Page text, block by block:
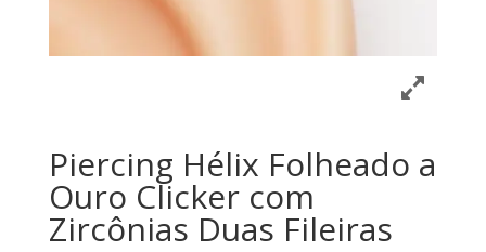
Piercing Hélix Folheado a
Ouro Clicker com
Zircônias Duas Fileiras